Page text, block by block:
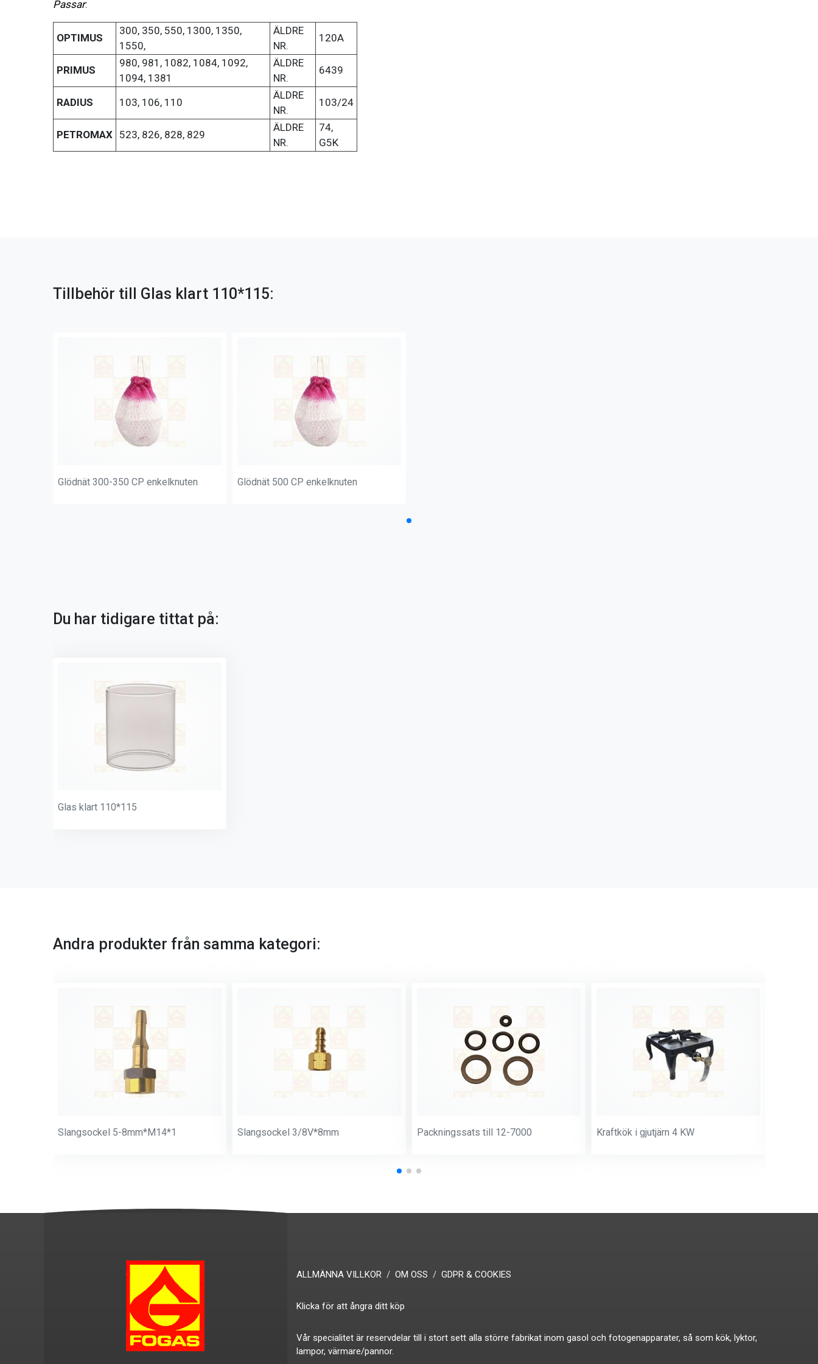
Passar:
OPTIMUS
300, 350, 550, 1300, 1350,
1550,
ÄLDRE
NR.
120A
PRIMUS
980, 981, 1082, 1084, 1092,
1094, 1381
ÄLDRE
NR.
6439
RADIUS 103, 106, 110
ÄLDRE
NR.
103/24
PETROMAX 523, 826, 828, 829
ÄLDRE
NR.
74,
G5K
Tillbehör till Glas klart 110*115:
Glödnät 300-350 CP enkelknuten Glödnät 500 CP enkelknuten
Du har tidigare tittat på:
Glas klart 110*115
Andra produkter från samma kategori:
Slangsockel 5-8mm*M14*1 Slangsockel 3/8V*8mm Packningssats till 12-7000 Kraftkök i gjutjärn 4 KW
ALLMÄNNA VILLKOR OM OSS GDPR & COOKIES
Klicka för att ångra ditt köp
Vår specialitet är reservdelar till i stort sett alla större fabrikat inom gasol och fotogenapparater, så som kök, lyktor,
lampor, värmare/pannor.